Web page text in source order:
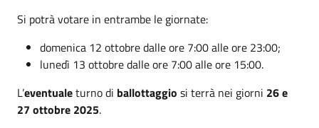
Si potrà votare in entrambe le giornate:
domenica 12 ottobre dalle ore 7:00 alle ore 23:00;
lunedì 13 ottobre dalle ore 7:00 alle ore 15:00.
L’eventualeturno di ballottaggio si terrà nei giorni 26 e
27 ottobre 2025.